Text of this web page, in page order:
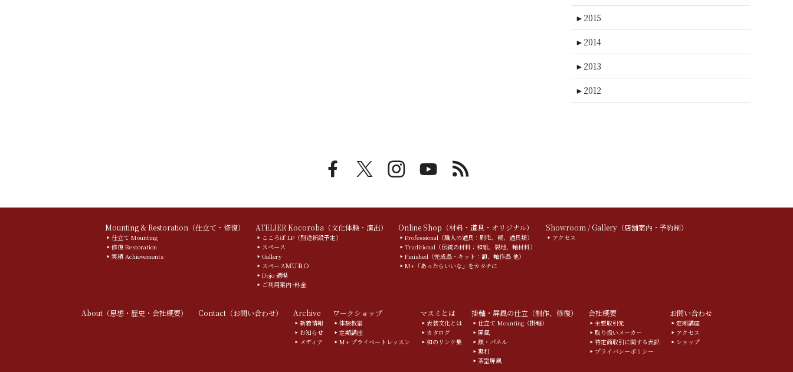
► 2015
► 2014
► 2013
► 2012
Mounting & Restoration（仕立て・修復）
仕立て Mounting
修復 Restoration
実績 Achievements
ATELIER Kocoroba（文化体験・演出）
こころば LP（別途新設予定）
スペース
Gallery
スペースＭＵＲＯ
Dojo 道場
ご利用案内･料金
Online Shop（材料・道具・オリジナル）
Professional（職人の道具：刷毛、糊、道具類）
Traditional（伝統の材料：和紙、裂地、軸材料）
Finished（完成品・キット：額、軸作品 他）
M+「あったらいいな」をカタチに
Showroom / Gallery（店舗案内・予約制）
アクセス
About（思想・歴史・会社概要） Contact（お問い合わせ） Archive
新着情報
お知らせ
メディア
ワークショップ
体験教室
定期講座
M+ プライベートレッスン
マスミとは
表装文化とは
カタログ
和のリンク集
掛軸・屏風の仕立（制作、修復）
仕立て Mounting（掛軸）
屏風
額・パネル
裏打
茶室屏風
会社概要
主要取引先
取り扱いメーカー
特定商取引に関する表記
プライバシーポリシー
お問い合わせ
定期講座
アクセス
ショップ